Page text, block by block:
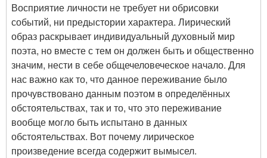
Восприятие личности не требует ни обрисовки
событий, ни предыстории характера. Лирический
образ раскрывает индивидуальный духовный мир
поэта, но вместе с тем он должен быть и общественно
значим, нести в себе общечеловеческое начало. Для
нас важно как то, что данное переживание было
прочувствовано данным поэтом в определённых
обстоятельствах, так и то, что это переживание
вообще могло быть испытано в данных
обстоятельствах. Вот почему лирическое
произведение всегда содержит вымысел.